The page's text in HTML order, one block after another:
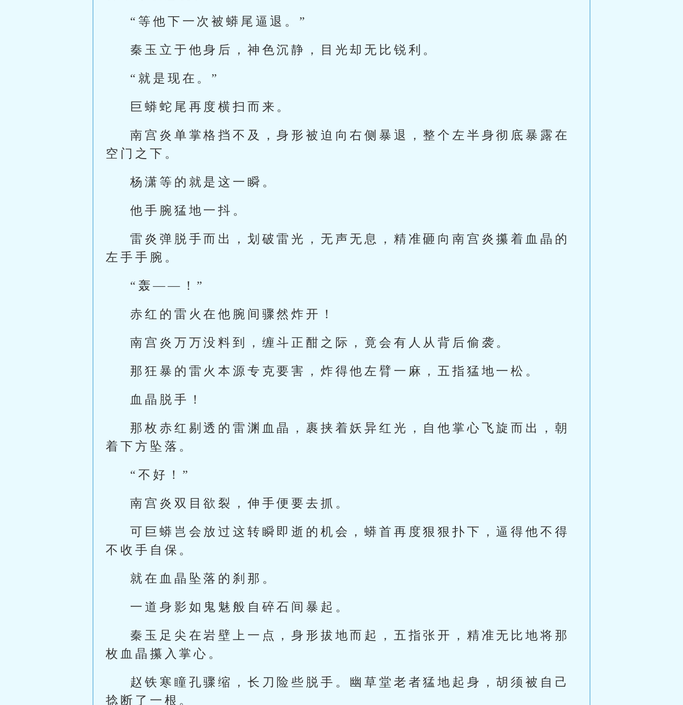
“等他下一次被蟒尾逼退。”
秦玉立于他身后，神色沉静，目光却无比锐利。
“就是现在。”
巨蟒蛇尾再度横扫而来。
南宫炎单掌格挡不及，身形被迫向右侧暴退，整个左半身彻底暴露在
空门之下。
杨潇等的就是这一瞬。
他手腕猛地一抖。
雷炎弹脱手而出，划破雷光，无声无息，精准砸向南宫炎攥着血晶的
左手手腕。
“轰——！”
赤红的雷火在他腕间骤然炸开！
南宫炎万万没料到，缠斗正酣之际，竟会有人从背后偷袭。
那狂暴的雷火本源专克要害，炸得他左臂一麻，五指猛地一松。
血晶脱手！
那枚赤红剔透的雷渊血晶，裹挟着妖异红光，自他掌心飞旋而出，朝
着下方坠落。
“不好！”
南宫炎双目欲裂，伸手便要去抓。
可巨蟒岂会放过这转瞬即逝的机会，蟒首再度狠狠扑下，逼得他不得
不收手自保。
就在血晶坠落的刹那。
一道身影如鬼魅般自碎石间暴起。
秦玉足尖在岩壁上一点，身形拔地而起，五指张开，精准无比地将那
枚血晶攥入掌心。
赵铁寒瞳孔骤缩，长刀险些脱手。幽草堂老者猛地起身，胡须被自己
捻断了一根。